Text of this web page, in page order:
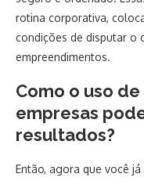
rotina corporativa,
condições de disputar o
empreendimentos.
Como o uso
empresas
resultados?
Então, agora que você